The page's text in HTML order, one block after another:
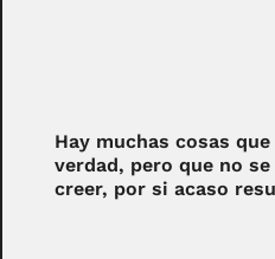
Hay muchas cosas
verdad, pero que no
creer, por si acaso